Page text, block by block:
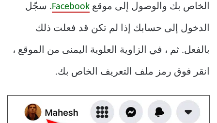
الخاص بك والوصول إلى موقع Facebook. سجّل
الدخول إلى حسابك إذا لم تكن قد فعلت ذلك
بالفعل. ثم ، في الزاوية العلوية اليمنى من الموقع ،
انقر فوق رمز ملف التعريف الخاص بك.